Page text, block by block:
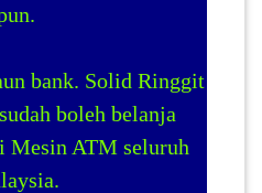
bank. Solid Ringgit
boleh belanja
Mesin ATM seluruh